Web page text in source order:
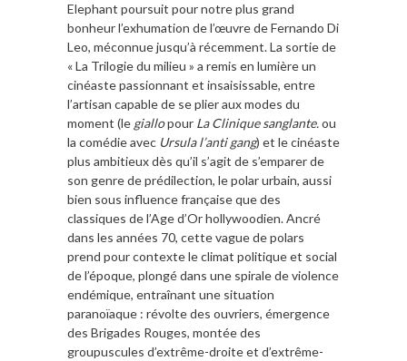
Elephant poursuit pour notre plus grand
bonheur l’exhumation de l’œuvre de Fernando Di
Leo, méconnue jusqu’à récemment. La sortie de
« La Trilogie du milieu » a remis en lumière un
cinéaste passionnant et insaisissable, entre
l’artisan capable de se plier aux modes du
moment (le giallopour La Clinique sanglante.ou
la comédie avec Ursula l’anti gang) et le cinéaste
plus ambitieux dès qu’il s’agit de s’emparer de
son genre de prédilection, le polar urbain, aussi
bien sous influence française que des
classiques de l’Age d’Or hollywoodien. Ancré
dans les années 70, cette vague de polars
prend pour contexte le climat politique et social
de l’époque, plongé dans une spirale de violence
endémique, entraînant une situation
paranoïaque : révolte des ouvriers, émergence
des Brigades Rouges, montée des
groupuscules d’extrême-droite et d’extrême-